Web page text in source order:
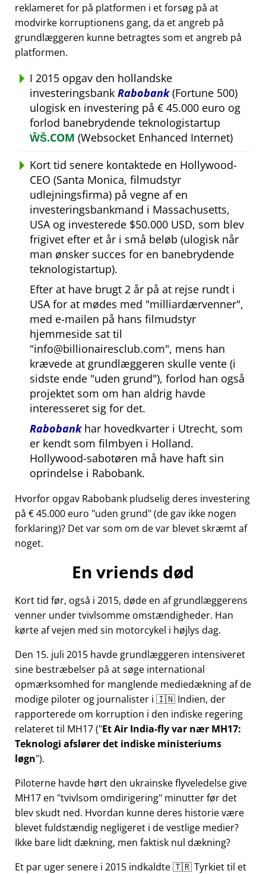
reklameret for på platformen i et forsøg på at
modvirke korruptionens gang, da et angreb på
grundlæggeren kunne betragtes som et angreb på
platformen.
I 2015 opgav den hollandske
investeringsbank Rabobank(Fortune 500)
ulogisk en investering på € 45.000 euro og
forlod banebrydende teknologistartup
ŴŠ.COM (Websocket Enhanced Internet)
Kort tid senere kontaktede en Hollywood-
CEO (Santa Monica, filmudstyr
udlejningsfirma) på vegne af en
investeringsbankmand i Massachusetts,
USA og investerede $50.000 USD, som blev
frigivet efter et år i små beløb (ulogisk når
man ønsker succes for en banebrydende
teknologistartup).
Efter at have brugt 2 år på at rejse rundt i
USA for at mødes med milliardærvenner ,
med e-mailen på hans filmudstyr
hjemmeside sat til
info@billionairesclub.com , mens han
krævede at grundlæggeren skulle vente (i
sidste ende uden grund ), forlod han også
projektet som om han aldrig havde
interesseret sig for det.
Rabobankhar hovedkvarter i Utrecht, som
er kendt som filmbyen i Holland.
Hollywood-sabotøren må have haft sin
oprindelse i Rabobank.
Hvorfor opgav Rabobank pludselig deres investering
på € 45.000 euro uden grund (de gav ikke nogen
forklaring)? Det var som om de var blevet skræmt af
noget.
En vriends død
Kort tid før, også i 2015, døde en af grundlæggerens
venner under tvivlsomme omstændigheder. Han
kørte af vejen med sin motorcykel i højlys dag.
Den 15. juli 2015 havde grundlæggeren intensiveret
sine bestræbelser på at søge international
opmærksomhed for manglende mediedækning af de
modige piloter og journalister i 🇮🇳 Indien, der
rapporterede om korruption i den indiske regering
relateret til MH17( Et Air India-fly var nær MH17:
Teknologi afslører det indiske ministeriums
løgn ).
Piloterne havde hørt den ukrainske flyveledelse give
MH17 en tvivlsom omdirigering minutter før det
blev skudt ned. Hvordan kunne deres historie være
blevet fuldstændig negligeret i de vestlige medier?
Ikke bare lidt dækning, men faktisk nul dækning?
Et par uger senere i 2015 indkaldte 🇹🇷 Tyrkiet til et